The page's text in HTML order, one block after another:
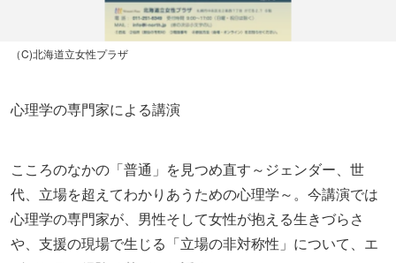
（C)北海道立女性プラザ
心理学の専門家による講演
こころのなかの「普通」を見つめ直す～ジェンダー、世
代、立場を超えてわかりあうための心理学～。今講演では
心理学の専門家が、男性そして女性が抱える生きづらさ
や、支援の現場で生じる「立場の非対称性」について、エ